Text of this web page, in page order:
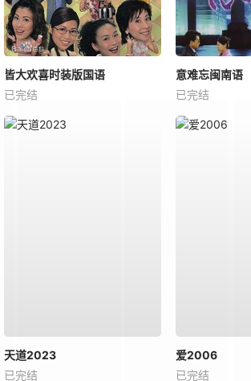
皆大欢喜时装版国语
已完结
意难忘闽南语
已完结
天道2023
已完结
爱2006
已完结